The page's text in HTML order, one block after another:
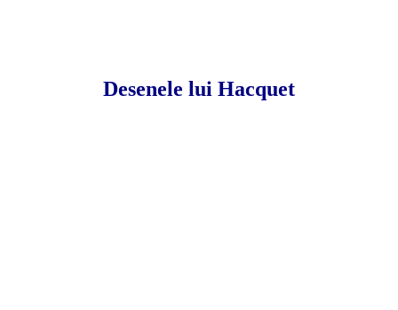
Desenele lui Hacquet